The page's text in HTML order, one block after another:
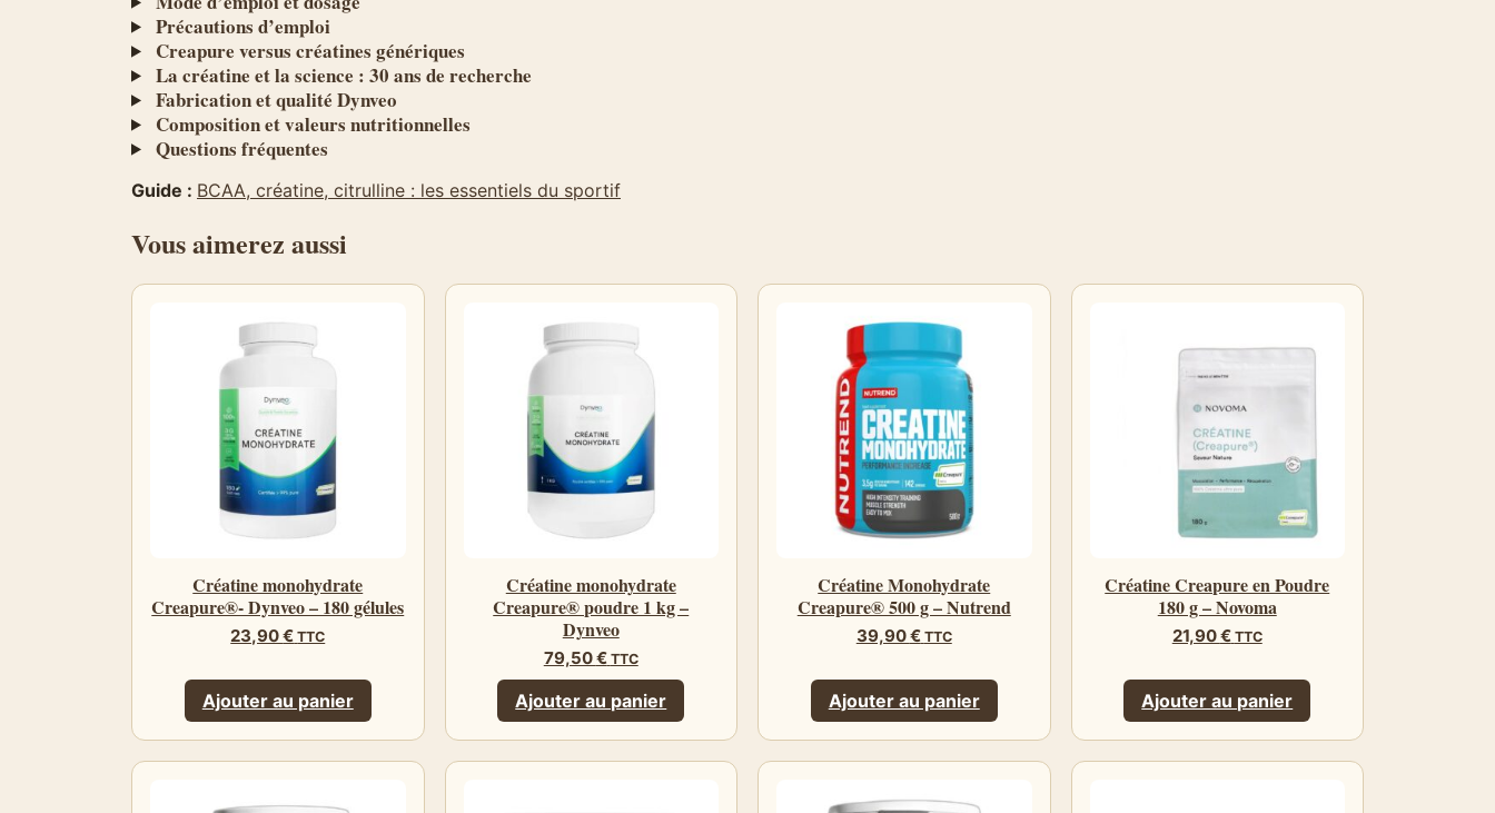
Précautions d’emploi
Creapure versus créatines génériques
La créatine et la science : 30 ans de recherche
Fabrication et qualité Dynveo
Composition et valeurs nutritionnelles
Questions fréquentes
Guide : BCAA, créatine, citrulline : les essentiels du sportif
Vous aimerez aussi
Créatine monohydrate
Creapure®- Dynveo – 180 gélules
23,90€ TTC
Ajouter au panier
Créatine monohydrate
Creapure® poudre 1 kg –
Dynveo
79,50€ TTC
Ajouter au panier
Créatine Monohydrate
Creapure® 500 g – Nutrend
39,90€ TTC
Ajouter au panier
Créatine Creapure en Poudre
180 g – Novoma
21,90€ TTC
Ajouter au panier